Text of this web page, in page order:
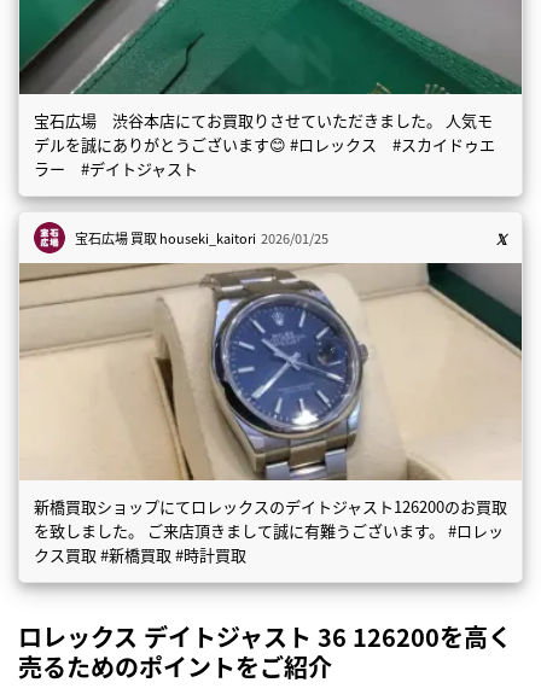
宝石広場 渋谷本店にてお買取りさせていただきました。 人気モ
デルを誠にありがとうございます😊 #ロレックス #スカイドゥエ
ラー #デイトジャスト
宝石広場 買取houseki_kaitori 2026/01/25
新橋買取ショップにてロレックスのデイトジャスト126200のお買取
を致しました。 ご来店頂きまして誠に有難うございます。 #ロレッ
クス買取 #新橋買取 #時計買取
ロレックス デイトジャスト 36 126200を高く
売るためのポイントをご紹介